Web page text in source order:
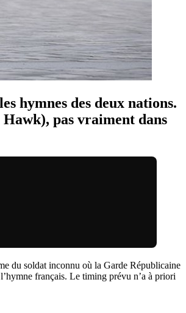
hymnes des deux nations.
pas vraiment dans
du soldat inconnu où la Garde Républicaine
français. Le timing prévu n’a à priori